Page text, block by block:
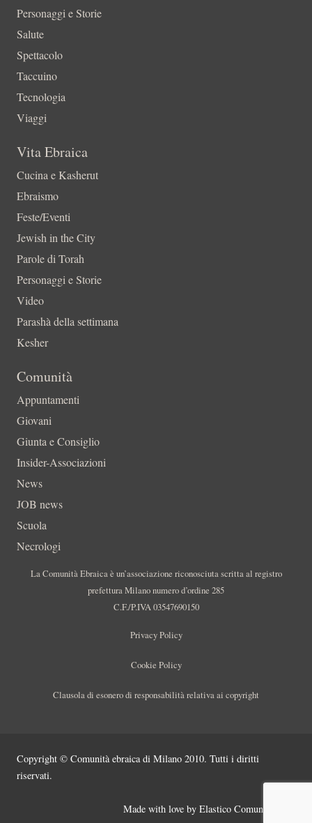
Personaggi e Storie
Salute
Spettacolo
Taccuino
Tecnologia
Viaggi
Vita Ebraica
Cucina e Kasherut
Ebraismo
Feste/Eventi
Jewish in the City
Parole di Torah
Personaggi e Storie
Video
Parashà della settimana
Kesher
Comunità
Appuntamenti
Giovani
Giunta e Consiglio
Insider-Associazioni
News
JOB news
Scuola
Necrologi
La Comunità Ebraica è un’associazione riconosciuta scritta al registro
prefettura Milano numero d’ordine 285
C.F./P.IVA 03547690150
Privacy Policy
Cookie Policy
Clausola di esonero di responsabilità relativa ai copyright
Copyright © Comunità ebraica di Milano 2010. Tutti i diritti
riservati.
Made with love by Elastico Comunicazione